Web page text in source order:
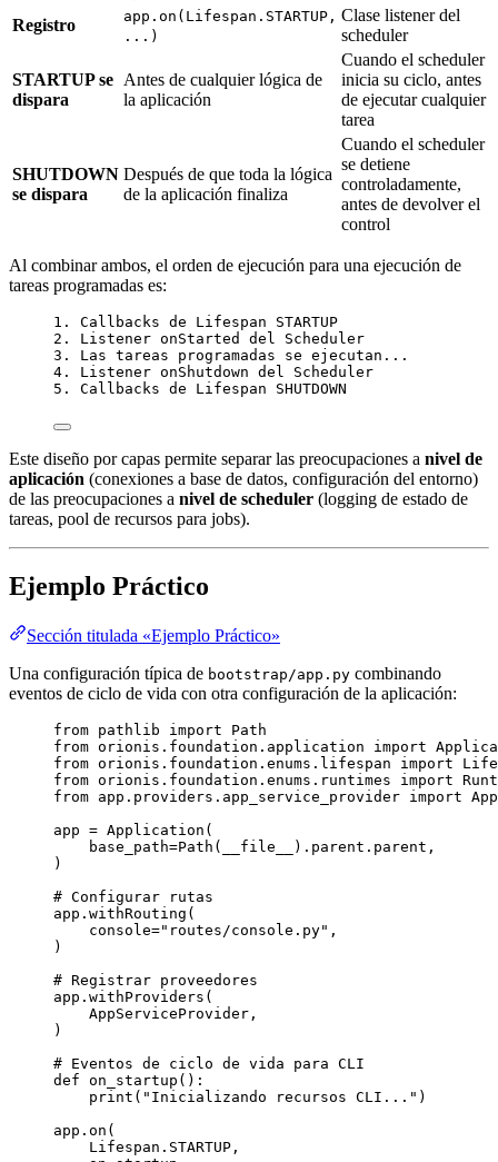
Registro
app.on(Lifespan.STARTUP,
...)
Clase listener del
scheduler
STARTUP se
dispara
Antes de cualquier lógica de
la aplicación
Cuando el scheduler
inicia su ciclo, antes
de ejecutar cualquier
tarea
SHUTDOWN
se dispara
Después de que toda la lógica
de la aplicación finaliza
Cuando el scheduler
se detiene
controladamente,
antes de devolver el
control
Al combinar ambos, el orden de ejecución para una ejecución de
tareas programadas es:
1. Callbacks de Lifespan STARTUP
2. Listener onStarted del Scheduler
3. Las tareas programadas se ejecutan...
4. Listener onShutdown del Scheduler
5. Callbacks de Lifespan SHUTDOWN
Este diseño por capas permite separar las preocupaciones a nivel de
aplicación (conexiones a base de datos, configuración del entorno)
de las preocupaciones a nivel de scheduler (logging de estado de
tareas, pool de recursos para jobs).
Ejemplo Práctico
Sección titulada «Ejemplo Práctico»
Una configuración típica de bootstrap/app.py combinando
eventos de ciclo de vida con otra configuración de la aplicación:
from pathlib import Path
from orionis.foundation.application import
from orionis.foundation.enums.lifespan import
from orionis.foundation.enums.runtimes import
from app.providers.app_service_provider import
app = Application (
base_path=Path ( __file__ ) .parent.parent ,
)
# Configurar rutas
app. withRouting (
console=" routes/console.py" ,
)
# Registrar proveedores
app. withProviders (
AppServiceProvider ,
)
# Eventos de ciclo de vida para CLI
def on_startup () :
print ( " Inicializando recursos CLI... " )
app. on (
Lifespan.STARTUP ,